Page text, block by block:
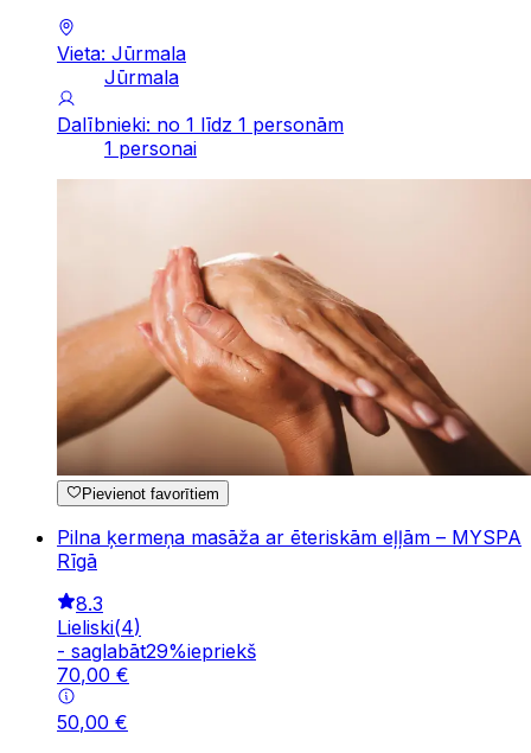
Vieta: Jūrmala
Jūrmala
Dalībnieki: no 1 līdz 1 personām
1 personai
Pievienot favorītiem
Pilna ķermeņa masāža ar ēteriskām eļļām – MYSPA
Rīgā
8.3
Lieliski(4)
- saglabāt29%iepriekš
70,00 €
50,00 €